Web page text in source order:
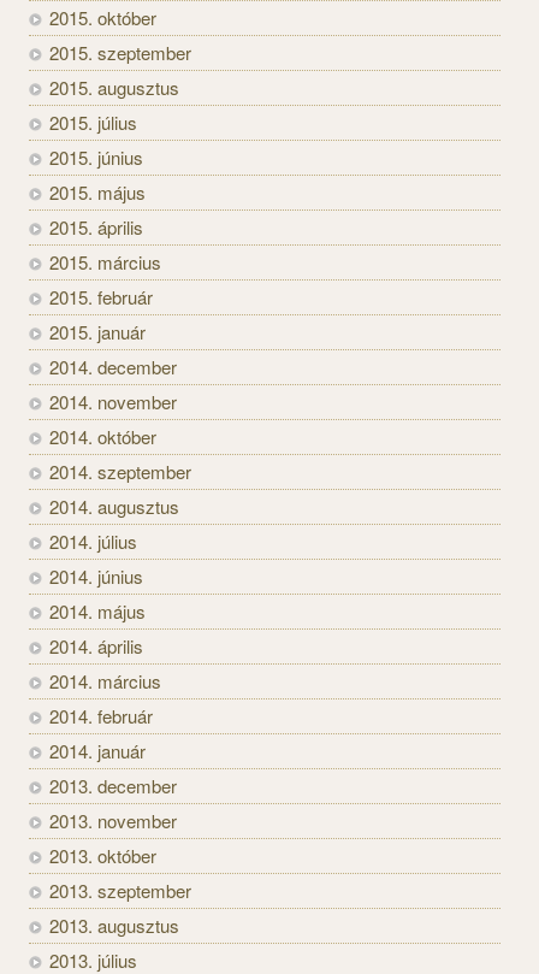
2015. október
2015. szeptember
2015. augusztus
2015. július
2015. június
2015. május
2015. április
2015. március
2015. február
2015. január
2014. december
2014. november
2014. október
2014. szeptember
2014. augusztus
2014. július
2014. június
2014. május
2014. április
2014. március
2014. február
2014. január
2013. december
2013. november
2013. október
2013. szeptember
2013. augusztus
2013. július